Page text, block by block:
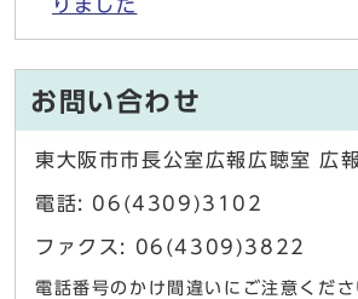
りました
お問い合わせ
東大阪市市長公室広報広聴室 広
電話: 06(4309)3102
ファクス: 06(4309)3822
電話番号のかけ間違いにご注意くださ